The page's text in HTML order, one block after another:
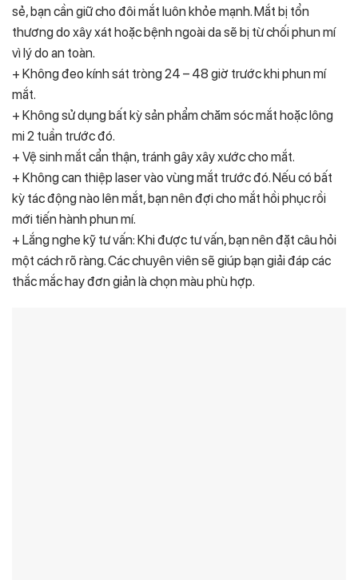
sẻ, bạn cần giữ cho đôi mắt luôn khỏe mạnh. Mắt bị tổn
thương do xây xát hoặc bệnh ngoài da sẽ bị từ chối phun mí
vì lý do an toàn.
+ Không đeo kính sát tròng 24 – 48 giờ trước khi phun mí
mắt.
+ Không sử dụng bất kỳ sản phẩm chăm sóc mắt hoặc lông
mi 2 tuần trước đó.
+ Vệ sinh mắt cẩn thận, tránh gây xây xước cho mắt.
+ Không can thiệp laser vào vùng mắt trước đó. Nếu có bất
kỳ tác động nào lên mắt, bạn nên đợi cho mắt hồi phục rồi
mới tiến hành phun mí.
+ Lắng nghe kỹ tư vấn: Khi được tư vấn, bạn nên đặt câu hỏi
một cách rõ ràng. Các chuyên viên sẽ giúp bạn giải đáp các
thắc mắc hay đơn giản là chọn màu phù hợp.